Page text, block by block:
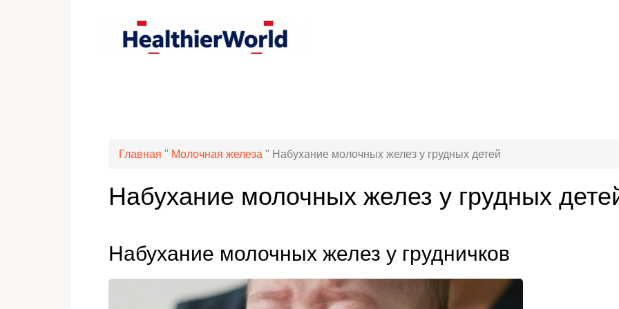
Главная " Молочная железа " Набухание молочных желез у грудных детей
Набухание молочных желез у грудных
Набухание молочных желез у грудничков